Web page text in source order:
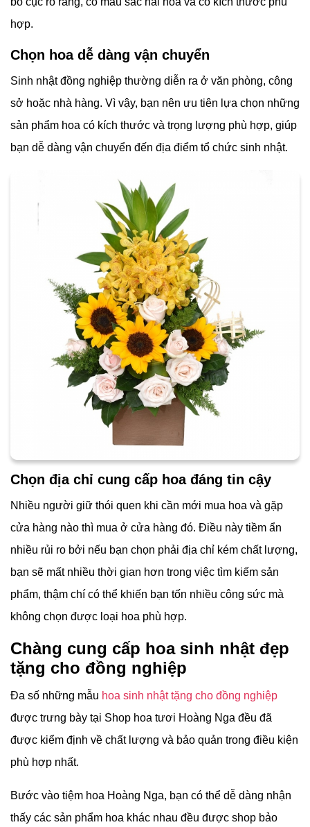
hợp.
Chọn hoa dễ dàng vận chuyển
Sinh nhật đồng nghiệp thường diễn ra ở văn phòng, công
sở hoặc nhà hàng. Vì vậy, bạn nên ưu tiên lựa chọn những
sản phẩm hoa có kích thước và trọng lượng phù hợp, giúp
bạn dễ dàng vận chuyển đến địa điểm tổ chức sinh nhật.
Chọn địa chỉ cung cấp hoa đáng tin cậy
Nhiều người giữ thói quen khi cần mới mua hoa và gặp
cửa hàng nào thì mua ở cửa hàng đó. Điều này tiềm ẩn
nhiều rủi ro bởi nếu bạn chọn phải địa chỉ kém chất lượng,
bạn sẽ mất nhiều thời gian hơn trong việc tìm kiếm sản
phẩm, thậm chí có thể khiến bạn tốn nhiều công sức mà
không chọn được loại hoa phù hợp.
Chàng cung cấp hoa sinh nhật đẹp
tặng cho đồng nghiệp
Đa số những mẫu hoa sinh nhật tặng cho đồng nghiệp
được trưng bày tại Shop hoa tươi Hoàng Nga đều đã
được kiểm định về chất lượng và bảo quản trong điều kiện
phù hợp nhất.
Bước vào tiệm hoa Hoàng Nga, bạn có thể dễ dàng nhận
thấy các sản phẩm hoa khác nhau đều được shop bảo